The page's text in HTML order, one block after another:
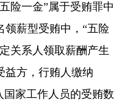
险一金”属于受贿罪中
领薪型受贿中，“五险
关系人领取薪酬产生
益方，行贿人缴纳
国家工作人员的受贿数